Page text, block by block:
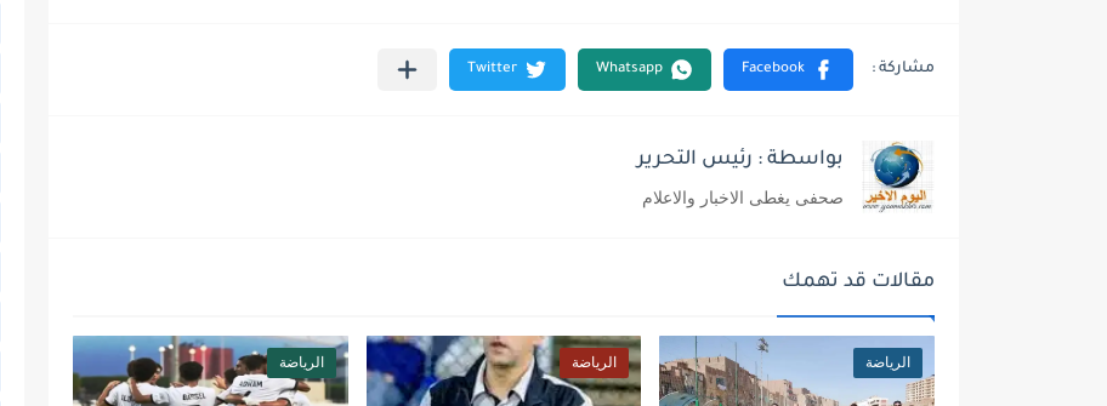
بواسطة : رئيس التحرير
صحفى يغطى الاخبار والاعلام
مقالات قد تهمك
الرياضة الرياضة الرياضة